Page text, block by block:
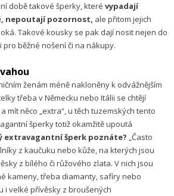
době takové šperky, které vypadají
nepoutají pozornost, ale přitom jejich
Takové kousky se pak dají nosit nejen do
běžné nošení či na nákupy.
ženám méně nakloněny k odvážnějším
třeba v Německu nebo Itálii se chtějí
mít něco „extra“, u těch tuzemských tento
šperky totiž okamžitě upoutá
extravagantní šperk poznáte? „Často
z kaučuku nebo kůže, na kterých jsou
z bílého či růžového zlata. V nich jsou
kameny, třeba diamanty, safíry nebo
i velké přívěsky z broušených